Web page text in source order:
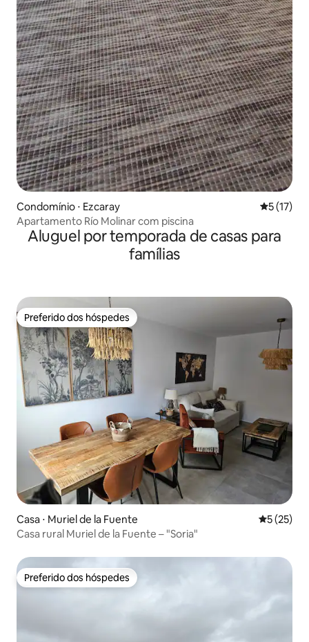
Condomínio ⋅ Ezcaray 5 de uma
5 (17)
Apartamento Río Molinar com piscina
Aluguel por temporada de casas para
famílias
Preferido dos hóspedes
Preferido dos hóspedes
Casa ⋅ Muriel de la Fuente 5 de uma
5 (25)
Casa rural Muriel de la Fuente – "Soria"
Preferido dos hóspedes
Preferido dos hóspedes